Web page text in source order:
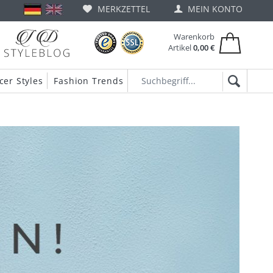
MERKZETTEL MEIN KONTO
Warenkorb
Artikel0,00 €
Styles Fashion Trends